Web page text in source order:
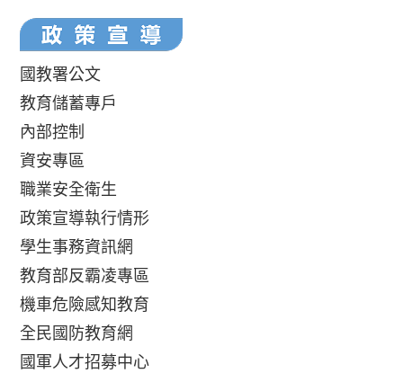
國教署公文
教育儲蓄專戶
內部控制
資安專區
職業安全衛生
政策宣導執行情形
學生事務資訊網
教育部反霸凌專區
機車危險感知教育
全民國防教育網
國軍人才招募中心